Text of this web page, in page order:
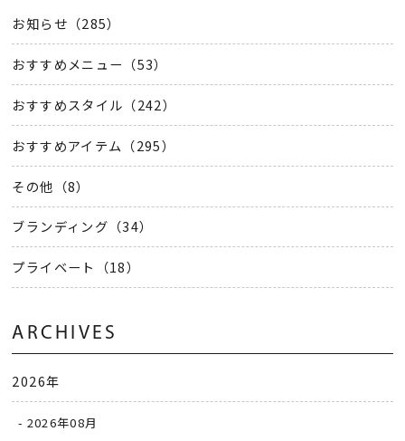
お知らせ（285）
おすすめメニュー（53）
おすすめスタイル（242）
おすすめアイテム（295）
その他（8）
ブランディング（34）
プライベート（18）
ARCHIVES
2026年
2026年08月